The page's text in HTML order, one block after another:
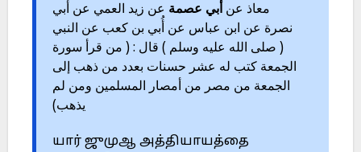
معاذ عن أبي عصمة عن زيد العمي عن أبي
نصرة عن ابن عباس عن أُبي بن كعب عن النبي
( صلى الله عليه وسلم ) قال : ( من قرأ سورة
الجمعة كتب له عشر حسنات بعدد من ذهب إلى
الجمعة من مصر من أمصار المسلمين ومن لم
يذهب)
யார் ஜுமுஆ அத்தியாயத்தை